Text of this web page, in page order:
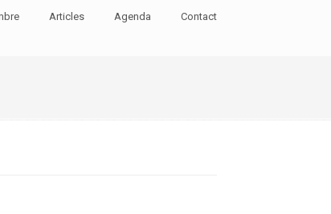
Articles Agenda Contact